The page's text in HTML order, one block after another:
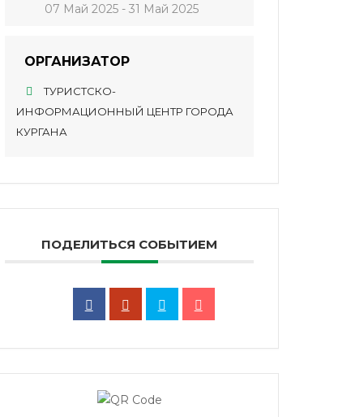
07 Май 2025 - 31 Май 2025
ОРГАНИЗАТОР
ТУРИСТСКО-
ИНФОРМАЦИОННЫЙ ЦЕНТР ГОРОДА
КУРГАНА
ПОДЕЛИТЬСЯ СОБЫТИЕМ